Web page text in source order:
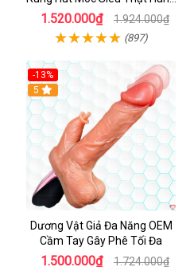
Hot
1.520.000₫ 1.924.000₫
(897)
-13%
Hot
5
Dương Vật Giả Đa Năng OEM
Cầm Tay Gây Phê Tối Đa
1.500.000₫ 1.724.000₫